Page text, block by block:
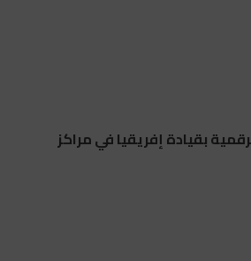
بقيادة إفريقيا في مراكز